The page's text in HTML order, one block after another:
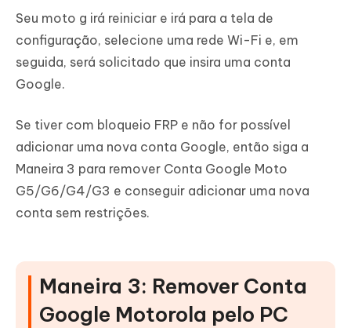
Seu moto g irá reiniciar e irá para a tela de
configuração, selecione uma rede Wi-Fi e, em
seguida, será solicitado que insira uma conta
Google.
Se tiver com bloqueio FRP e não for possível
adicionar uma nova conta Google, então siga a
Maneira 3 para remover Conta Google Moto
G5/G6/G4/G3 e conseguir adicionar uma nova
conta sem restrições.
Maneira 3: Remover Conta
Google Motorola pelo PC